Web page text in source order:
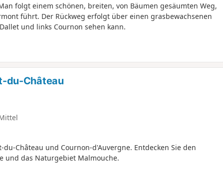
folgt einem schönen, breiten, von Bäumen gesäumten Weg,
führt. Der Rückweg erfolgt über einen grasbewachsenen
und links Cournon sehen kann.
du-Château
Château und Cournon-d'Auvergne. Entdecken Sie den
und das Naturgebiet Malmouche.